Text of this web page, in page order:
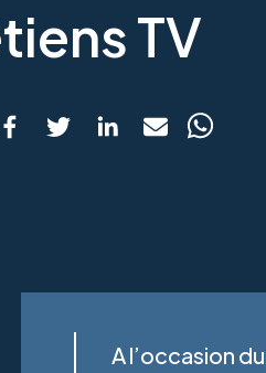
TV
A l’occasion